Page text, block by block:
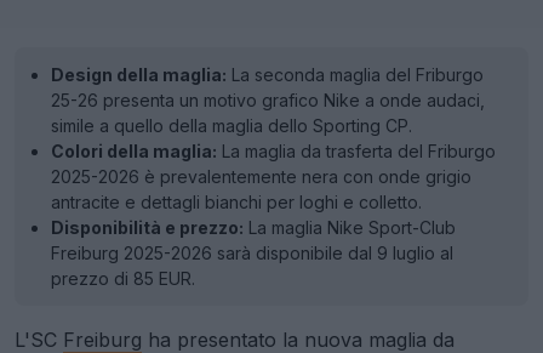
Design della maglia: La seconda maglia del Friburgo
25-26 presenta un motivo grafico Nike a onde audaci,
simile a quello della maglia dello Sporting CP.
Colori della maglia: La maglia da trasferta del Friburgo
2025-2026 è prevalentemente nera con onde grigio
antracite e dettagli bianchi per loghi e colletto.
Disponibilità e prezzo: La maglia Nike Sport-Club
Freiburg 2025-2026 sarà disponibile dal 9 luglio al
prezzo di 85 EUR.
L'SC Freiburg ha presentato la nuova maglia da